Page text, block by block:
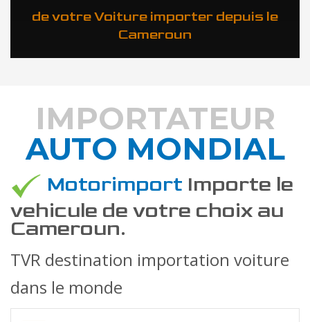
de votre Voiture importer depuis le
Cameroun
DÉCOUVREZ COMMENT
IMPORTATEUR
AUTO MONDIAL
Motorimport Importe le
vehicule de votre choix au
Cameroun.
TVR destination importation voiture
dans le monde